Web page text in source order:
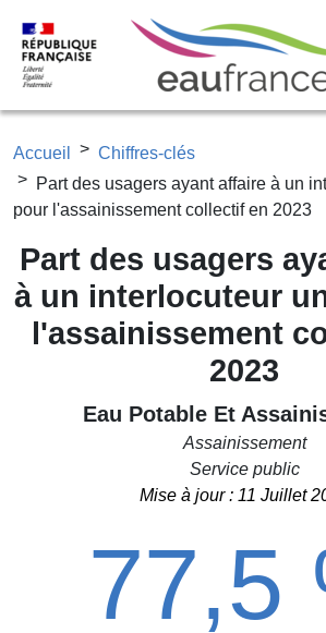
Aller au contenu principal
Fil d'Ariane
Accueil
Chiffres-clés
Part des usagers ayant affaire à un
pour l'assainissement collectif en 2023
Part des usagers
à un interlocuteur
l'assainissement
2023
Eau Potable Et
Assainissement
Service public
Mise à jour : 11 Juillet
77,5